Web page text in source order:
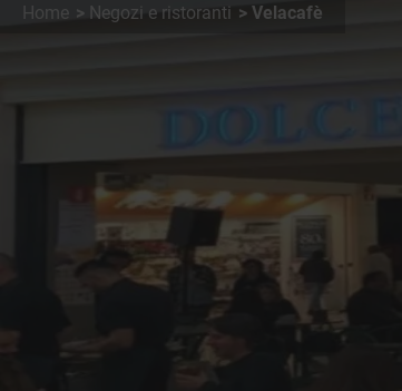
Home Negozi e ristoranti Velacafè